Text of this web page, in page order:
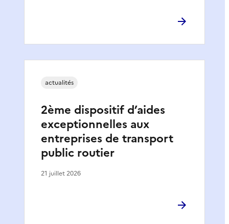
2ème dispositif d’aides
exceptionnelles aux
entreprises de transport
public routier
actualités
21 juillet 2026